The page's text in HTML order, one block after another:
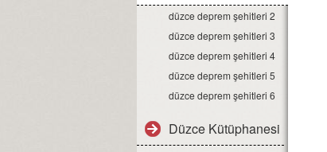
düzce deprem şehitleri 2
düzce deprem şehitleri 3
düzce deprem şehitleri 4
düzce deprem şehitleri 5
düzce deprem şehitleri 6
Düzce Kütüphanesi